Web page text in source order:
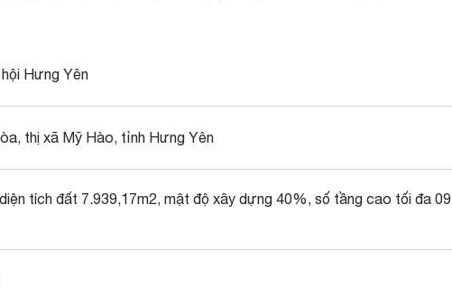
Hưng Yên
thị xã Mỹ Hào, tỉnh Hưng Yên
tích đất 7.939,17m2, mật độ xây dựng 40%, số tầng cao tối đa 09